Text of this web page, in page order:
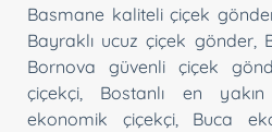
Basmane kaliteli çiçek
Bayraklı ucuz çiçek gönder,
Bornova güvenli çiçek
çiçekçi
Bostanlı en
ekonomik çiçekçi, Buca